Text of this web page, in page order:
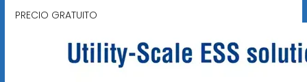
PRECIO GRATUITO